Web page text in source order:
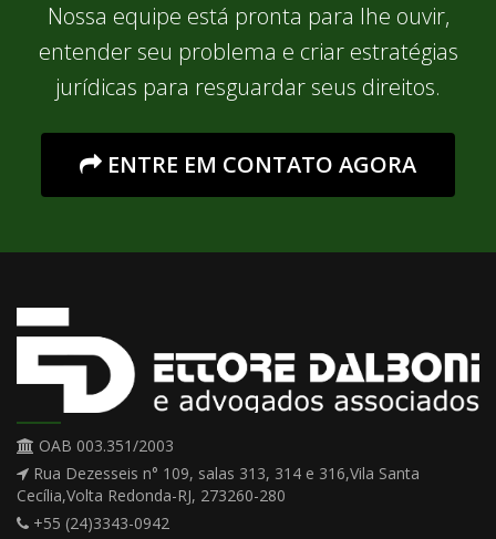
Nossa equipe está pronta para lhe ouvir,
entender seu problema e criar estratégias
jurídicas para resguardar seus direitos.
ENTRE EM CONTATO AGORA
OAB 003.351/2003
Rua Dezesseis n° 109, salas 313, 314 e 316,Vila Santa
Cecília,Volta Redonda-RJ, 273260-280
+55 (24)3343-0942